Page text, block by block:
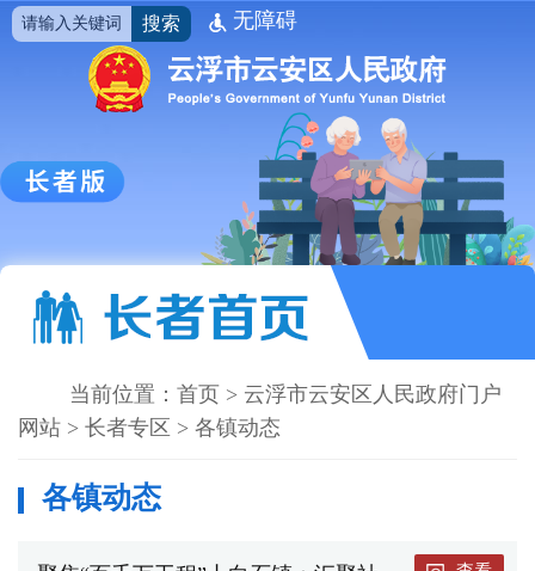
搜索 无障碍
当前位置： 首页 > 云浮市云安区人民政府门户
网站 > 长者专区 > 各镇动态
各镇动态